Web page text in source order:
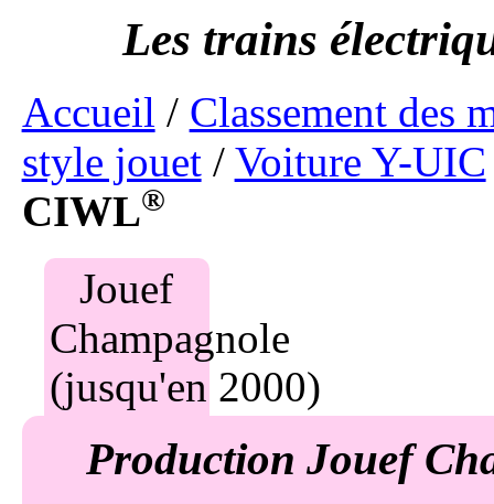
Accueil / Classement des
style jouet/ Voiture Y-UIC
CIWL®